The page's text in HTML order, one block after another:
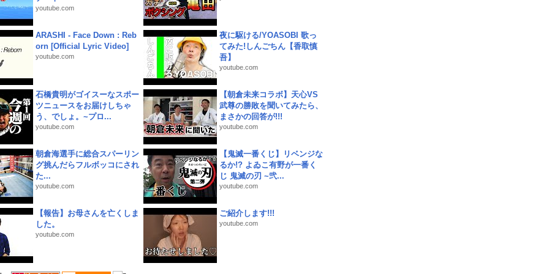
youtube.com
ARASHI - Face Down : Reb
orn [Official Lyric Video]
youtube.com
夜に駆ける/YOASOBI 歌っ
てみた!しんごちん【香取慎
吾】
youtube.com
石橋貴明がゴイスーなスポー
ツニュースをお届けしちゃ
う、でしょ。~プロ...
youtube.com
【朝倉未来コラボ】天心VS
武尊の勝敗を聞いてみたら、
まさかの回答が!!!
youtube.com
朝倉海選手に総合スパーリン
グ挑んだらフルボッコにされ
た...
youtube.com
【鬼滅一番くじ】リベンジな
るか!? よゐこ有野が一番く
じ 鬼滅の刃 ~弐...
youtube.com
【報告】お母さんを亡くしま
した。
youtube.com
ご紹介します!!!
youtube.com